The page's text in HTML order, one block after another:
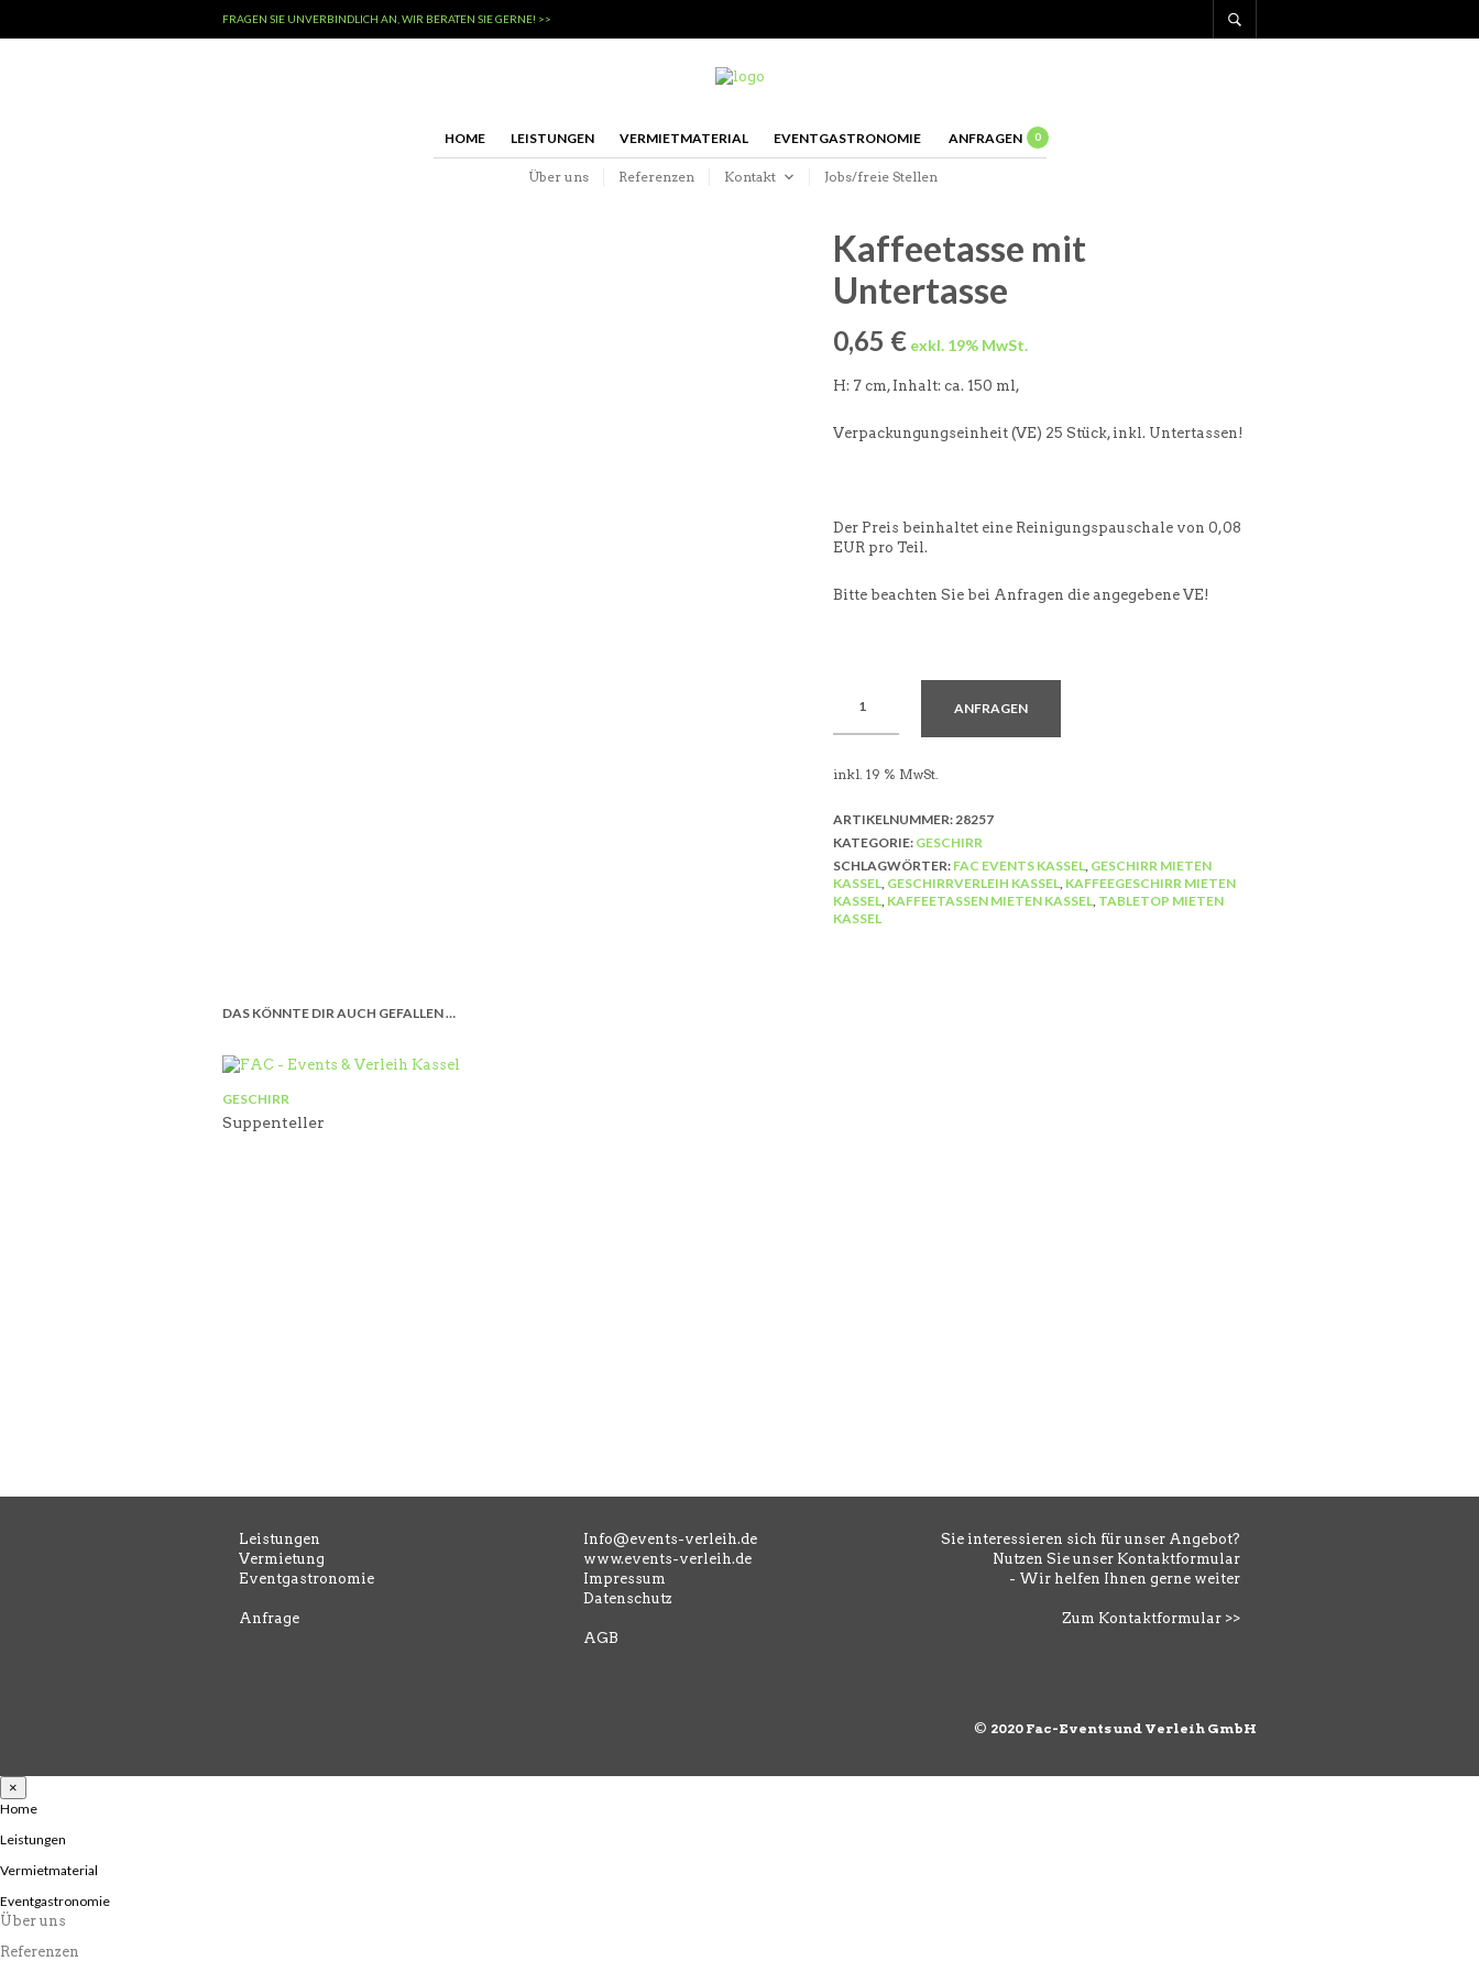
FRAGEN SIE UNVERBINDLICH AN, WIR BERATEN SIE GERNE! >>
HOME LEISTUNGEN VERMIETMATERIAL EVENTGASTRONOMIE ANFRAGEN 0
Über uns Referenzen Kontakt Jobs/freie Stellen
Kaffeetasse mit
Untertasse
0,65 €
H: 7 cm, Inhalt: ca. 150 ml,
Verpackungungseinheit (VE) 25 Stück, inkl. Untertassen!
Der Preis beinhaltet eine Reinigungspauschale von 0,08
EUR pro Teil.
Bitte beachten Sie bei Anfragen die angegebene VE!
ANFRAGEN
inkl. 19 % MwSt.
ARTIKELNUMMER: 28257
KATEGORIE: GESCHIRR
SCHLAGWÖRTER: FAC EVENTS KASSEL, GESCHIRR MIETEN
KASSEL, GESCHIRRVERLEIH KASSEL, KAFFEEGESCHIRR MIETEN
KASSEL, KAFFEETASSEN MIETEN KASSEL, TABLETOP MIETEN
KASSEL
DAS KÖNNTE DIR AUCH GEFALLEN …
GESCHIRR
Suppenteller
Leistungen
Vermietung
Eventgastronomie
Anfrage
Info@events-verleih.de
www.events-verleih.de
Impressum
Datenschutz
AGB
Sie interessieren sich für unser Angebot?
Nutzen Sie unser Kontaktformular
- Wir helfen Ihnen gerne weiter
Zum Kontaktformular >>
© 2020 Fac-Events und Verleih GmbH
×
Home
Leistungen
Vermietmaterial
Eventgastronomie
Über uns
Referenzen